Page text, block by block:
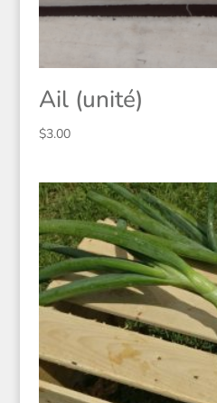
Ail (unité)
$3.00